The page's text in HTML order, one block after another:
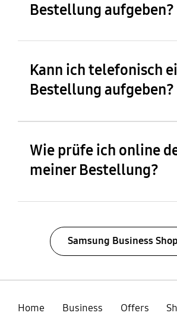
Bestellung aufgeben?
Kann ich telefonisch
Bestellung aufgeben?
Wie prüfe ich online
meiner Bestellung?
Samsung Business
Home Business Offers